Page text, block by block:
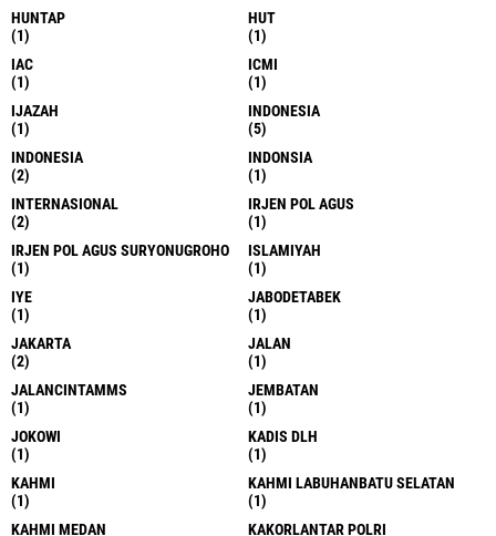
HUNTAP
(1)
HUT
(1)
IAC
(1)
ICMI
(1)
IJAZAH
(1)
INDONESIA
(5)
INDONESIA
(2)
INDONSIA
(1)
INTERNASIONAL
(2)
IRJEN POL AGUS
(1)
IRJEN POL AGUS SURYONUGROHO
(1)
ISLAMIYAH
(1)
IYE
(1)
JABODETABEK
(1)
JAKARTA
(2)
JALAN
(1)
JALANCINTAMMS
(1)
JEMBATAN
(1)
JOKOWI
(1)
KADIS DLH
(1)
KAHMI
(1)
KAHMI LABUHANBATU SELATAN
(1)
KAHMI MEDAN
KAKORLANTAR POLRI